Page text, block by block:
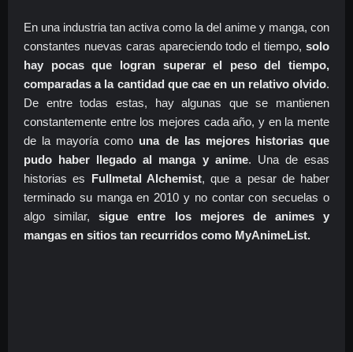
En una industria tan activa como la del anime y manga, con
constantes nuevas caras apareciendo todo el tiempo, solo
hay pocas que logran superar el peso del tiempo,
comparadas a la cantidad que cae en un relativo olvido.
De entre todas estas, hay algunas que se mantienen
constantemente entre los mejores cada año, y en la mente
de la mayoría como una de las mejores historias que
pudo haber llegado al manga y anime. Una de esas
historias es Fullmetal Alchemist, que a pesar de haber
terminado su manga en 2010 y no contar con secuelas o
algo similar,sigueentre los mejores de animes y
mangas en sitios tan recurridos como MyAnimeList.